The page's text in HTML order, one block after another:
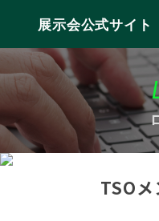
展示会公式サイト
TSO